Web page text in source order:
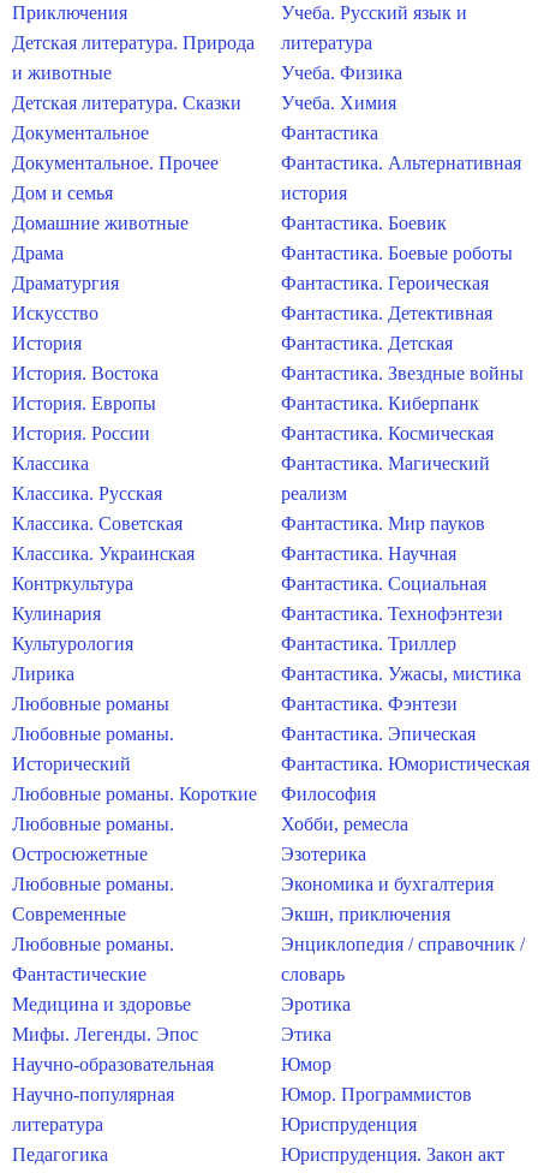
Приключения
Детская литература. Природа
и животные
Детская литература. Сказки
Документальное
Документальное. Прочее
Дом и семья
Домашние животные
Драма
Драматургия
Искусство
История
История. Востока
История. Европы
История. России
Классика
Классика. Русская
Классика. Советская
Классика. Украинская
Контркультура
Кулинария
Культурология
Лирика
Любовные романы
Любовные романы.
Исторический
Любовные романы. Короткие
Любовные романы.
Остросюжетные
Любовные романы.
Современные
Любовные романы.
Фантастические
Медицина и здоровье
Мифы. Легенды. Эпос
Научно-образовательная
Научно-популярная
литература
Педагогика
Учеба. Русский язык и
литература
Учеба. Физика
Учеба. Химия
Фантастика
Фантастика. Альтернативная
история
Фантастика. Боевик
Фантастика. Боевые роботы
Фантастика. Героическая
Фантастика. Детективная
Фантастика. Детская
Фантастика. Звездные войны
Фантастика. Киберпанк
Фантастика. Космическая
Фантастика. Магический
реализм
Фантастика. Мир пауков
Фантастика. Научная
Фантастика. Социальная
Фантастика. Технофэнтези
Фантастика. Триллер
Фантастика. Ужасы, мистика
Фантастика. Фэнтези
Фантастика. Эпическая
Фантастика. Юмористическая
Философия
Хобби, ремесла
Эзотерика
Экономика и бухгалтерия
Экшн, приключения
Энциклопедия / справочник /
словарь
Эротика
Этика
Юмор
Юмор. Программистов
Юриспруденция
Юриспруденция. Закон акт